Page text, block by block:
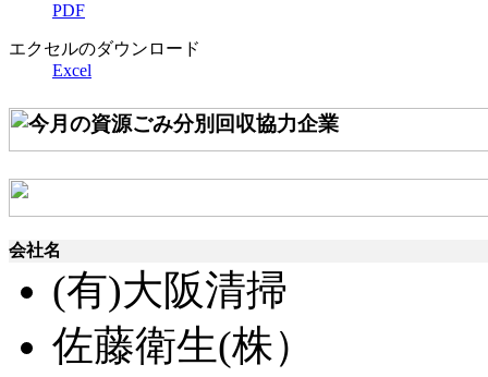
PDF
エクセルのダウンロード
Excel
会社名
(有)大阪清掃
佐藤衛生(株）